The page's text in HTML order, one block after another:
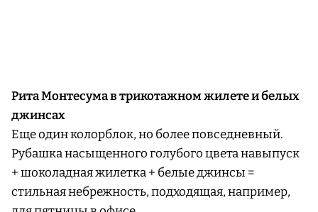
Рита Монтесума в трикотажном жилете и белых
джинсах
Еще один колорблок, но более повседневный.
Рубашка насыщенного голубого цвета навыпуск
+ шоколадная жилетка + белые джинсы =
стильная небрежность, подходящая, например,